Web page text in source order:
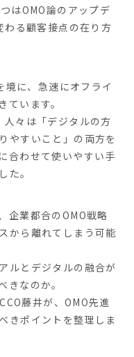
はOMO論のアップデ
る顧客接点の在り方
に、急速にオフライ
ています。
々は「デジタルの方
やすいこと」の両方を
合わせて使いやすい手
た。
企業都合のOMO戦略
から離れてしまう可能
ルとデジタルの融合が
きなのか。
藤井が、OMO先進
きポイントを整理しま